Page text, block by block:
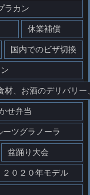
ラカン
休業補償
国内でのビザ切換
、お酒のデリバリ
せ弁当
ーツグラノーラ
盆踊り大会
２０２０年モデル